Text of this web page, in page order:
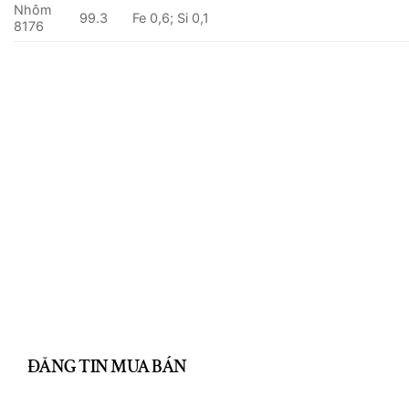
Nhôm
8176
99.3 Fe 0,6; Si 0,1
THIS